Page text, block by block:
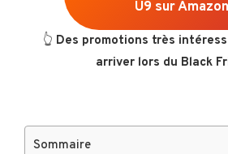
U9 sur Amazon
👆 Des promotions très
arriver lors du Black
Sommaire